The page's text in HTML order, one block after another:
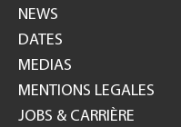
NEWS
DATES
MEDIAS
MENTIONS LEGALES
JOBS & CARRIÈRE